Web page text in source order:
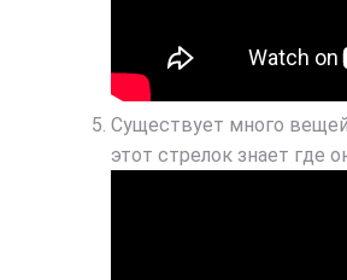
Существует много
этот стрелок знает где